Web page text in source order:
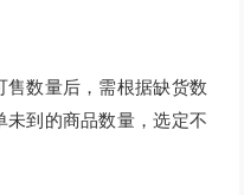
数量后，需根据缺货数
到的商品数量，选定不